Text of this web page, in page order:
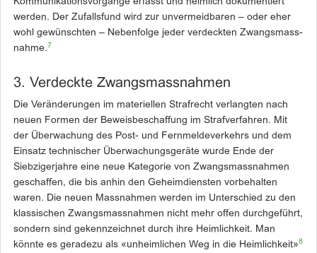
werden. Der Zufallsfund wird zur unvermeidbaren – oder eher
wohl gewünschten – Nebenfolge jeder verdeckten Zwangsmass­
nahme.7
3. Verdeckte Zwangsmassnahmen
Die Veränderungen im materiellen Strafrecht verlangten nach
neuen Formen der Beweisbeschaffung im Strafverfahren. Mit
der Überwachung des Post- und Fernmeldeverkehrs und dem
Einsatz technischer Überwachungsgeräte wurde Ende der
Siebzigerjahre eine neue Kategorie von Zwangsmassnahmen
geschaffen, die bis anhin den Geheimdiensten vorbehalten
waren. Die neuen Massnahmen werden im Unterschied zu den
klassischen Zwangsmassnahmen nicht mehr offen durchgeführt,
sondern sind gekennzeichnet durch ihre Heimlichkeit. Man
könnte es geradezu als «unheimlichen Weg in die Heimlichkeit»8